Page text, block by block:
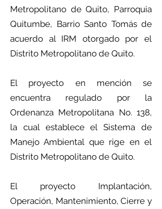
Metropolitano de Quito, Parroquia
Quitumbe, Barrio Santo Tomás de
acuerdo al IRM otorgado por el
Distrito Metropolitano de Quito.
El proyecto en mención se
encuentra regulado por la
Ordenanza Metropolitana No. 138,
la cual establece el Sistema de
Manejo Ambiental que rige en el
Distrito Metropolitano de Quito.
El proyecto Implantación,
Operación, Mantenimiento, Cierre y